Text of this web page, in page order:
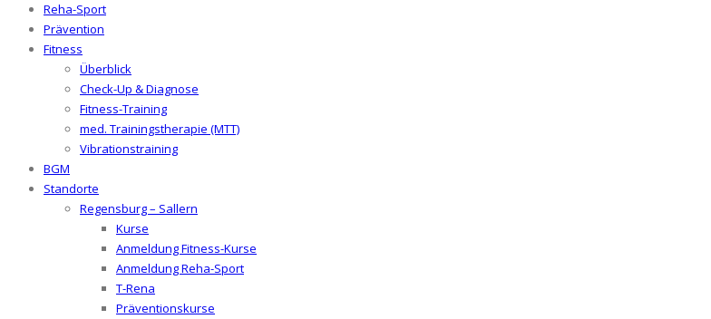
Reha-Sport
Prävention
Fitness
Überblick
Check-Up & Diagnose
Fitness-Training
med. Trainingstherapie (MTT)
Vibrationstraining
BGM
Standorte
Regensburg – Sallern
Kurse
Anmeldung Fitness-Kurse
Anmeldung Reha-Sport
T-Rena
Präventionskurse